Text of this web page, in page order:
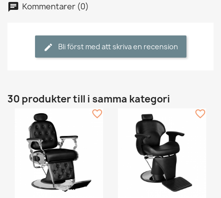
Kommentarer (0)
Bli först med att skriva en recension
30 produkter till i samma kategori
favorite_border favorite_border